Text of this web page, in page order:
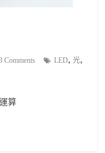
Comments LED,光,
算